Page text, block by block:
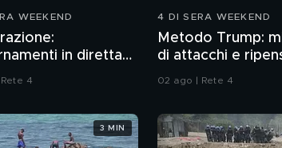
WEEKEND
in diretta
4
4 DI SERA WEEKEND
Metodo Trump:
di attacchi e
02 ago | Rete 4
3 MIN